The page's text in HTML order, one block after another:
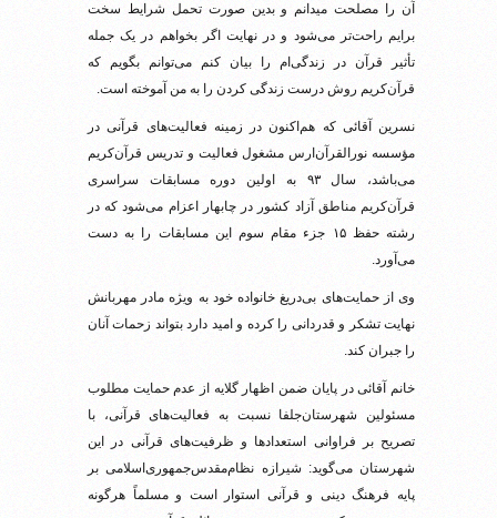
آن را مصلحت میدانم و بدین صورت تحمل شرایط سخت
برایم راحت‌تر می‌شود و در نهایت اگر بخواهم در یک جمله
تأثیر قرآن در زندگی‌ام را بیان کنم می‌توانم بگویم که
قرآن‌کریم روش درست زندگی کردن را به من آموخته است.
نسرین آقائی که هم‌اکنون در زمینه فعالیت‌های قرآنی در
مؤسسه نورالقرآن‌ارس مشغول فعالیت و تدریس قرآن‌کریم
می‌باشد، سال ۹۳ به اولین دوره مسابقات سراسری
قرآن‌کریم مناطق آزاد کشور در چابهار اعزام می‌شود که در
رشته حفظ ۱۵ جزء مقام سوم این مسابقات را به دست
می‌آورد.
وی از حمایت‌های بی‌دریغ خانواده خود به ویژه مادر مهربانش
نهایت تشکر و قدردانی را کرده و امید دارد بتواند زحمات آنان
را جبران کند.
خانم آقائی در پایان ضمن اظهار گلایه از عدم حمایت مطلوب
مسئولین شهرستان‌جلفا نسبت به فعالیت‌های قرآنی، با
تصریح بر فراوانی استعدادها و ظرفیت‌های قرآنی در این
شهرستان می‌گوید: شیرازه نظام‌مقدس‌جمهوری‌اسلامی بر
پایه فرهنگ دینی و قرآنی استوار است و مسلماً هر‌گونه